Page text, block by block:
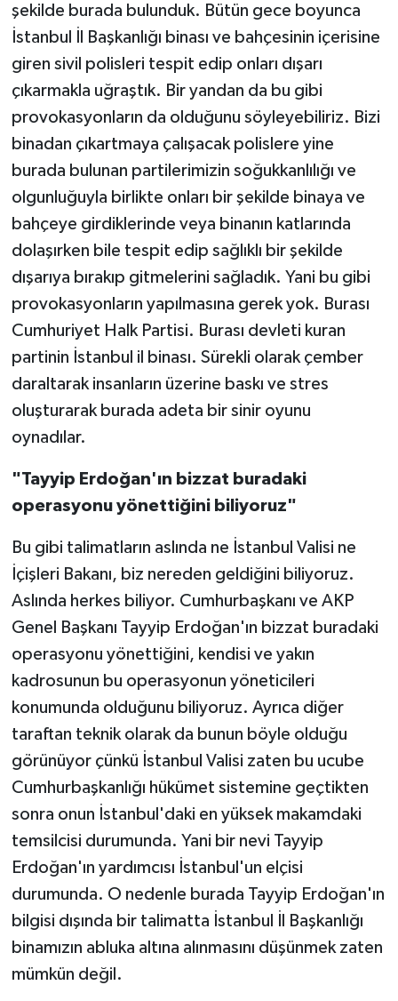
şekilde burada bulunduk. Bütün gece boyunca
İstanbul İl Başkanlığı binası ve bahçesinin içerisine
giren sivil polisleri tespit edip onları dışarı
çıkarmakla uğraştık. Bir yandan da bu gibi
provokasyonların da olduğunu söyleyebiliriz. Bizi
binadan çıkartmaya çalışacak polislere yine
burada bulunan partilerimizin soğukkanlılığı ve
olgunluğuyla birlikte onları bir şekilde binaya ve
bahçeye girdiklerinde veya binanın katlarında
dolaşırken bile tespit edip sağlıklı bir şekilde
dışarıya bırakıp gitmelerini sağladık. Yani bu gibi
provokasyonların yapılmasına gerek yok. Burası
Cumhuriyet Halk Partisi. Burası devleti kuran
partinin İstanbul il binası. Sürekli olarak çember
daraltarak insanların üzerine baskı ve stres
oluşturarak burada adeta bir sinir oyunu
oynadılar.
"Tayyip Erdoğan'ın bizzat buradaki
operasyonu yönettiğini biliyoruz"
Bu gibi talimatların aslında ne İstanbul Valisi ne
İçişleri Bakanı, biz nereden geldiğini biliyoruz.
Aslında herkes biliyor. Cumhurbaşkanı ve AKP
Genel Başkanı Tayyip Erdoğan'ın bizzat buradaki
operasyonu yönettiğini, kendisi ve yakın
kadrosunun bu operasyonun yöneticileri
konumunda olduğunu biliyoruz. Ayrıca diğer
taraftan teknik olarak da bunun böyle olduğu
görünüyor çünkü İstanbul Valisi zaten bu ucube
Cumhurbaşkanlığı hükümet sistemine geçtikten
sonra onun İstanbul'daki en yüksek makamdaki
temsilcisi durumunda. Yani bir nevi Tayyip
Erdoğan'ın yardımcısı İstanbul'un elçisi
durumunda. O nedenle burada Tayyip Erdoğan'ın
bilgisi dışında bir talimatta İstanbul İl Başkanlığı
binamızın abluka altına alınmasını düşünmek zaten
mümkün değil.